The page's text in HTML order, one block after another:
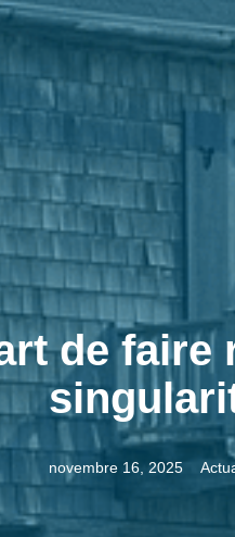
de
novembre 16, 2025